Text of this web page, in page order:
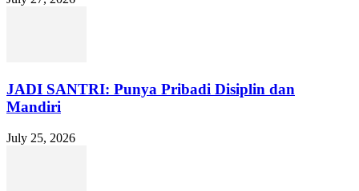
JADI SANTRI: Punya Pribadi Disiplin dan
Mandiri
July 25, 2026